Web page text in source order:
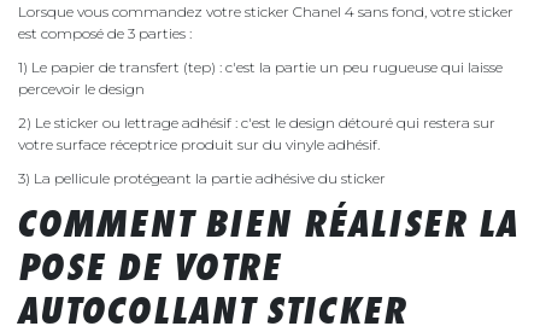
Lorsque vous commandez votre sticker Chanel 4 sans fond, votre sticker
est composé de 3 parties :
1) Le papier de transfert (tep) : c'est la partie un peu rugueuse qui laisse
percevoir le design
2) Le sticker ou lettrage adhésif : c'est le design détouré qui restera sur
votre surface réceptrice produit sur du vinyle adhésif.
3) La pellicule protégeant la partie adhésive du sticker
COMMENT BIEN RÉALISER LA
POSE DE VOTRE
AUTOCOLLANT STICKER